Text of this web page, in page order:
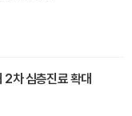
2차 심층진료 확대